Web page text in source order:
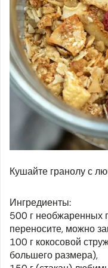
Кушайте гранолу с
Ингредиенты:
500 г необжаренных
переносите, можно
100 г кокосовой
большего размера),